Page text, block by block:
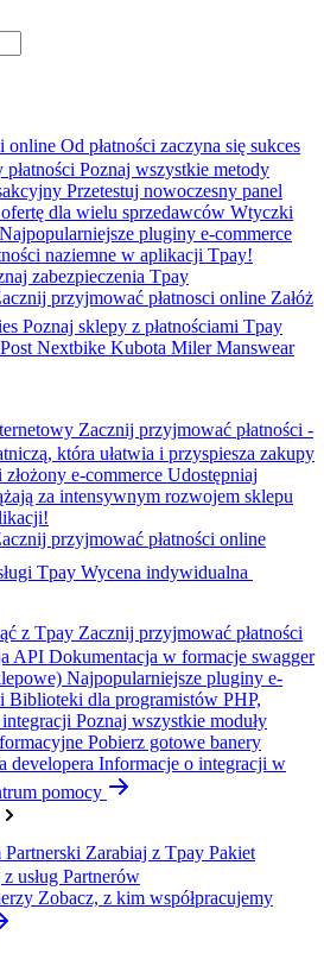
online Od płatności zaczyna się sukces
Poznaj wszystkie metody
Przetestuj nowoczesny panel
ofertę dla wielu sprzedawców Wtyczki
Najpopularniejsze pluginy e-commerce
naziemne w aplikacji Tpay!
zabezpieczenia Tpay
przyjmować płatnosci online Załóż
Poznaj sklepy z płatnościami Tpay
Nextbike Kubota Miler Manswear
Zacznij przyjmować płatności -
która ułatwia i przyspiesza zakupy
e-commerce Udostępniaj
za intensywnym rozwojem sklepu
przyjmować płatności online
Tpay Wycena indywidualna
z Tpay Zacznij przyjmować płatności
API Dokumentacja w formacje swagger
Najpopularniejsze pluginy e-
Biblioteki dla programistów PHP,
Poznaj wszystkie moduły
Pobierz gotowe banery
developera Informacje o integracji w
pomocy
Partnerski Zarabiaj z Tpay Pakiet
usług Partnerów
Zobacz, z kim współpracujemy